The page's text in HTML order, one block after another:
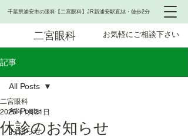
千葉県浦安市の眼科【二宮眼科】JR新浦安駅直結・徒歩2分
二宮眼科 お気軽にご相談下さい
記事
All Posts
お知らせ
All Posts
休診のお知らせ
二宮眼科
2025年1月21日